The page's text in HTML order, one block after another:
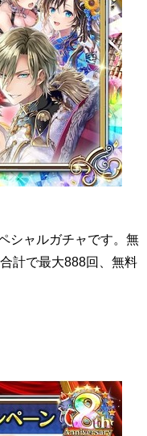
シャルガチャです。無
計で最大888回、無料